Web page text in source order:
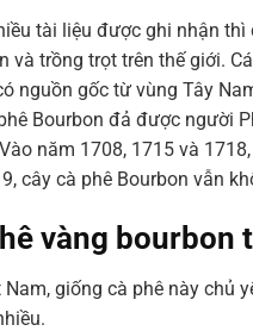
tài liệu được ghi nhận thì
và trồng trọt trên thế giới.
nguồn gốc từ vùng Tây
Bourbon đả được người
năm 1708, 1715 và
cây cà phê Bourbon vẫn
vàng bourbon
Nam, giống cà phê này chủ